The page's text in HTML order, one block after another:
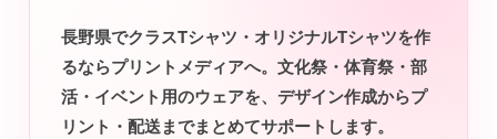
長野県でクラスTシャツ・オリジナルTシャツを作
るならプリントメディアへ。文化祭・体育祭・部
活・イベント用のウェアを、デザイン作成からプ
リント・配送までまとめてサポートします。